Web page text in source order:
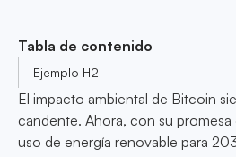
Tabla de contenido
Ejemplo H2
El impacto ambiental de Bitcoin
candente. Ahora, con su
uso de energía renovable para